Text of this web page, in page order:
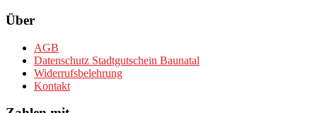
Über
AGB
Datenschutz Stadtgutschein Baunatal
Widerrufsbelehrung
Kontakt